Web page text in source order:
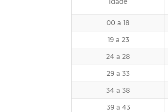
00 a 18
19 a 23
24 a 28
29 a 33
34 a 38
39 a 43